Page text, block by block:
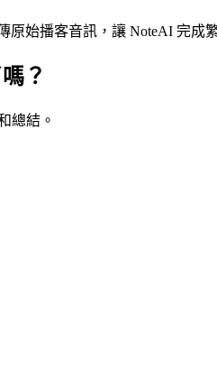
始播客音訊，讓 NoteAI 完成
？
總結。